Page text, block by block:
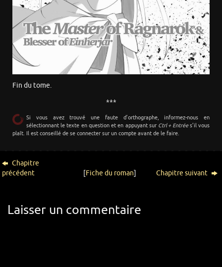
Fin du tome.
***
Si vous avez trouvé une faute d’orthographe, informez-nous en
sélectionnant le texte en question et en appuyant sur Ctrl + Entrées’il vous
plaît. Il est conseillé de se connecter sur un compte avant de le faire.
Chapitre
précédent
[Fiche du roman] Chapitre suivant
Laisser un commentaire